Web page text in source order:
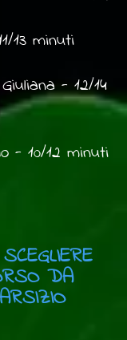
13 minuti
- 12/14
- 10/12 minuti
DA